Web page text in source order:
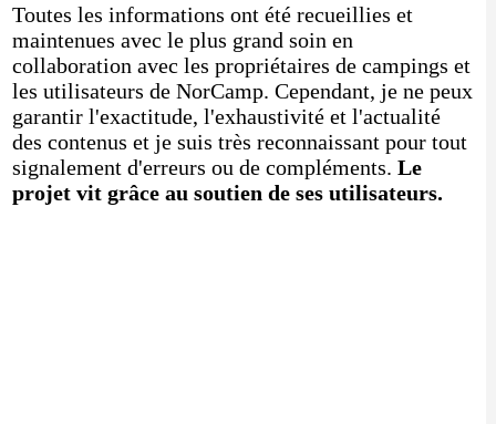
Toutes les informations ont été recueillies et
maintenues avec le plus grand soin en
collaboration avec les propriétaires de campings et
les utilisateurs de NorCamp. Cependant, je ne peux
garantir l'exactitude, l'exhaustivité et l'actualité
des contenus et je suis très reconnaissant pour tout
signalement d'erreurs ou de compléments. Le
projet vit grâce au soutien de ses utilisateurs.